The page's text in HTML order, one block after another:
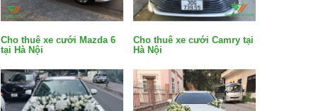
Cho thuê xe cưới Mazda 6
tại Hà Nội
Cho thuê xe cưới Camry tại
Hà Nội